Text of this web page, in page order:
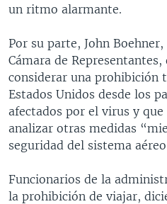
un ritmo alarmante.
Por su parte, John
Cámara de
considerar una prohibición
Estados Unidos desde los
afectados por el virus y
analizar otras medidas
seguridad del sistema
Funcionarios de la
la prohibición de viajar,